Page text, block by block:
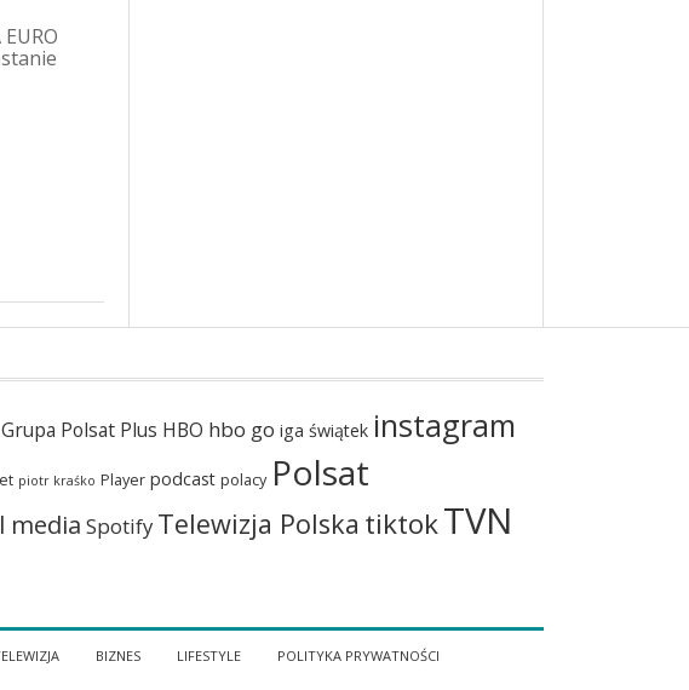
Grupa Polsat Plus HBO hbo go iga świątek instagram
piotr kraśko Player podcast polacy Polsat
media Spotify Telewizja Polska tiktokTVN
BIZNES LIFESTYLE POLITYKA PRYWATNOŚCI